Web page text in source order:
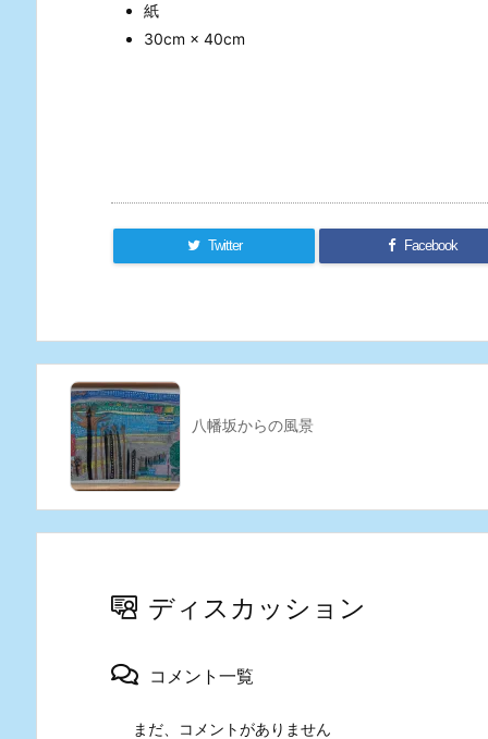
紙
30cm × 40cm
Twitter Facebook
八幡坂からの風景
ディスカッション
コメント一覧
まだ、コメントがありません